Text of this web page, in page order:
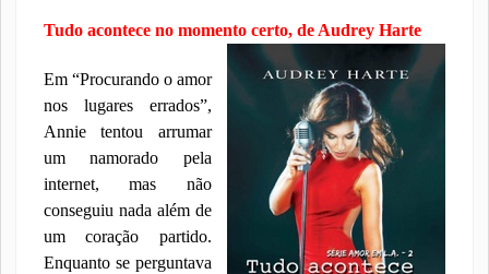
Tudo acontece no momento certo, de Audrey Harte
Em “Procurando o amor
nos lugares errados”,
Annie tentou arrumar
um namorado pela
internet, mas não
conseguiu nada além de
um coração partido.
Enquanto se perguntava